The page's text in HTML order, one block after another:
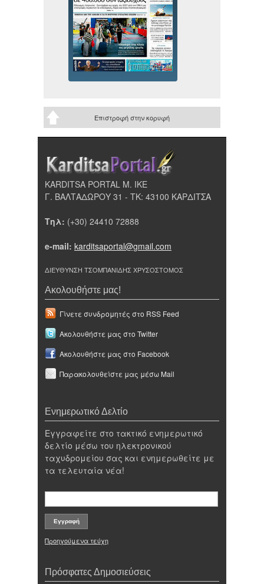
Επιστροφή στην κορυφή
KARDITSA PORTAL Μ. ΙΚΕ
Γ. ΒΑΛΤΑΔΩΡΟΥ 31 - ΤΚ: 43100 ΚΑΡΔΙΤΣΑ
Τηλ: (+30) 24410 72888
e-mail: karditsaportal@gmail.com
ΔΙΕΥΘΥΝΣΗ ΤΣΟΜΠΑΝΙΔΗΣ ΧΡΥΣΟΣΤΟΜΟΣ
Ακολουθήστε μας!
Γίνετε συνδρομητές στο RSS Feed
Ακολουθήστε μας στο Twitter
Ακολουθήστε μας στο Facebook
Παρακολουθείστε μας μέσω Mail
Ενημερωτικό Δελτίο
Εγγραφείτε στο τακτικό ενημερωτικό
δελτίο μέσω του ηλεκτρονικού
ταχυδρομείου σας και ενημερωθείτε με
τα τελευταία νέα!
Προηγούμενα τεύχη
Πρόσφατες Δημοσιεύσεις